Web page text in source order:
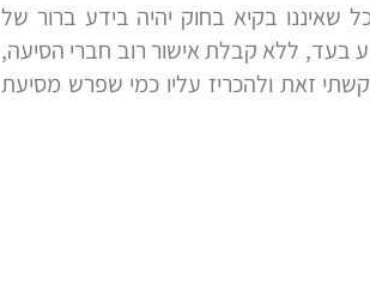
שאיננו בקיא בחוק יהיה בידע ברור של
בעד, ללא קבלת אישור רוב חברי הסיעה,
זאת ולהכריז עליו כמי שפרש מסיעת